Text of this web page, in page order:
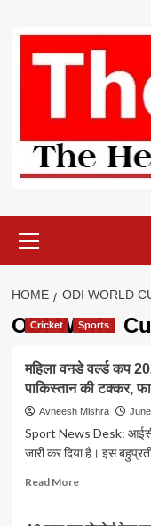
content
Menu
HOME ODI WORLD
ODI World
Cricket Sports
महिला वनडे वर्ल्ड कप
पाकिस्तान की टक्कर,
Avneesh Mishra
Sport News Desk:
जारी कर दिया है। इस
Read MoreRead